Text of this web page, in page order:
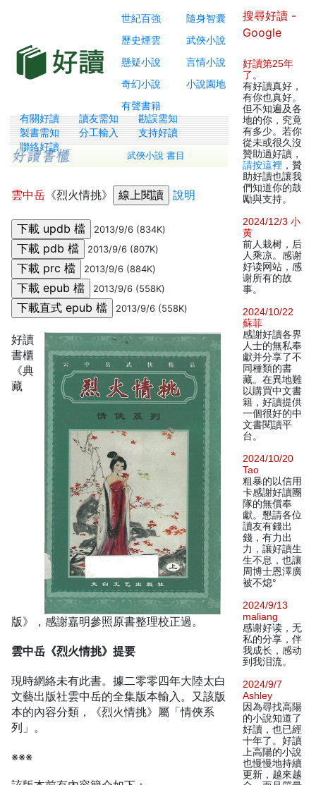
世紀百強
隨身智囊
歷史煙雲
武俠小說
懸疑小說
言情小說
奇幻小說
小說園地
有聲書籍
有關好讀 讀友需知
勘誤需知
製書需知
分工輸入
支持好讀
聯絡好讀
武俠小說 書目
雲中岳 《烈火情挑》 說明
2013/9/6 (834K)
2013/9/6 (807K)
2013/9/6 (884K)
2013/9/6 (558K)
2013/9/6 (558K)
好讀
書櫃
《典
藏
版》，感謝嘉明參照原書整理校正過。
雲中岳《烈火情挑》提要
現時網絡未有此書。據二零零四年大陸太白
文藝出版社雲中岳的全集版本輸入。又該版
本的內容分類，《烈火情挑》屬「情俠系
列」。
※※※
搜尋好讀 -
Google
好讀第25年
了 。
有好讀真好，
有你也真好。
但不知遍及各
地的你，究竟
有多少。若你
從未或很久沒
贊助過好讀，
請按這裡 ，贊
助好讀也讓我
們知道你的鼓
勵與支持。
2024/12/3 小
黄
前人栽树，后
人乘凉。感谢
好读网站，感
谢所有的故
事。
2024/10/22
蘇菲
感謝好讀各界
人士的無私奉
獻并分享了不
同種類的書
藏。在異地難
以購買中文書
籍，好讀提供
一個很好的中
文書閱讀平
台。
2024/10/20
Tao
粗暴的以信用
卡感謝好讀團
隊的無償奉
獻。懇請各位
讀友有錢出
錢，有力出
力，讓好讀生
生不息，也讓
周博士恩澤廣
被不熄°
2024/9/13
maliang
感谢好读，无
私的分享，伴
我成长，感动
到我泪流。
2024/9/7
Ashley
因為尋找高陽
的小說知道了
好讀，也已經
十年了。好讀
上高陽的小說
也慢慢地持續
更新，越來越